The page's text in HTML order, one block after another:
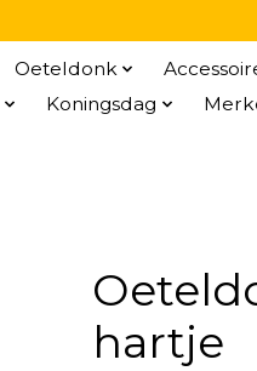
Oeteldonk
Koningsdag
hartje